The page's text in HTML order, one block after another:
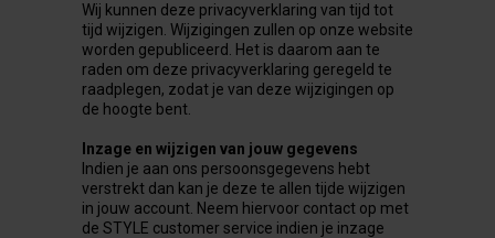
Wij kunnen deze privacyverklaring van tijd tot
tijd wijzigen. Wijzigingen zullen op onze website
worden gepubliceerd. Het is daarom aan te
raden om deze privacyverklaring geregeld te
raadplegen, zodat je van deze wijzigingen op
de hoogte bent.
Inzage en wijzigen van jouw gegevens
Indien je aan ons persoonsgegevens hebt
verstrekt dan kan je deze te allen tijde wijzigen
in jouw account. Neem hiervoor contact op met
de STYLE customer service indien je inzage